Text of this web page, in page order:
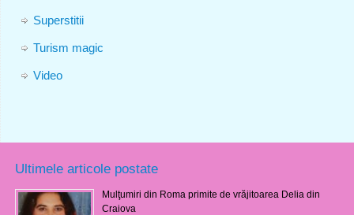
Superstitii
Turism magic
Video
Ultimele articole postate
Mulţumiri din Roma primite de vrăjitoarea Delia din
Craiova